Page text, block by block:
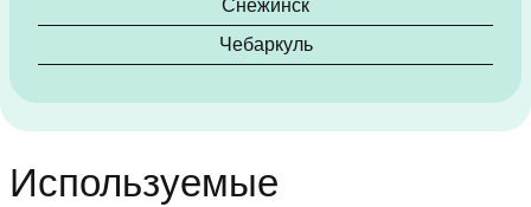
Снежинск
Чебаркуль
Используемые